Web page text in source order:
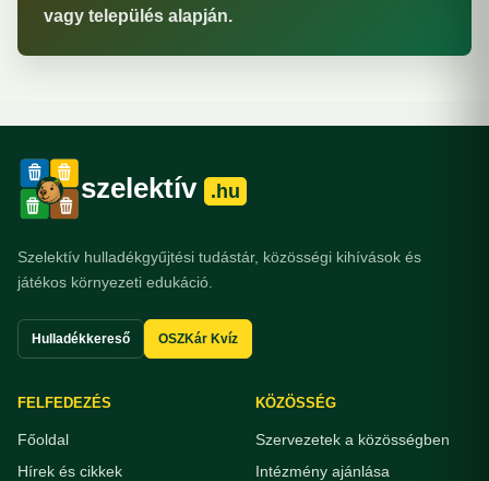
vagy település alapján.
szelektív .hu
Szelektív hulladékgyűjtési tudástár, közösségi kihívások és
játékos környezeti edukáció.
Hulladékkereső OSZKár Kvíz
FELFEDEZÉS
Főoldal
Hírek és cikkek
KÖZÖSSÉG
Szervezetek a közösségben
Intézmény ajánlása